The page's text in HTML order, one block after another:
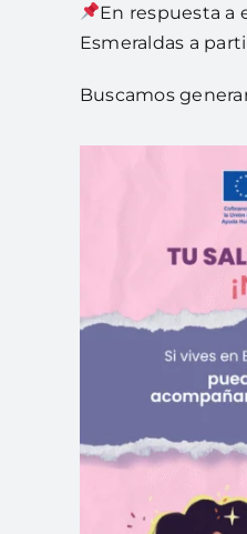
En respuesta a
Esmeraldas a
Buscamos